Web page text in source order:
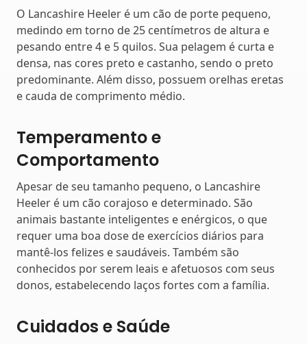
O Lancashire Heeler é um cão de porte pequeno,
medindo em torno de 25 centímetros de altura e
pesando entre 4 e 5 quilos. Sua pelagem é curta e
densa, nas cores preto e castanho, sendo o preto
predominante. Além disso, possuem orelhas eretas
e cauda de comprimento médio.
Temperamento e
Comportamento
Apesar de seu tamanho pequeno, o Lancashire
Heeler é um cão corajoso e determinado. São
animais bastante inteligentes e enérgicos, o que
requer uma boa dose de exercícios diários para
mantê-los felizes e saudáveis. Também são
conhecidos por serem leais e afetuosos com seus
donos, estabelecendo laços fortes com a família.
Cuidados e Saúde